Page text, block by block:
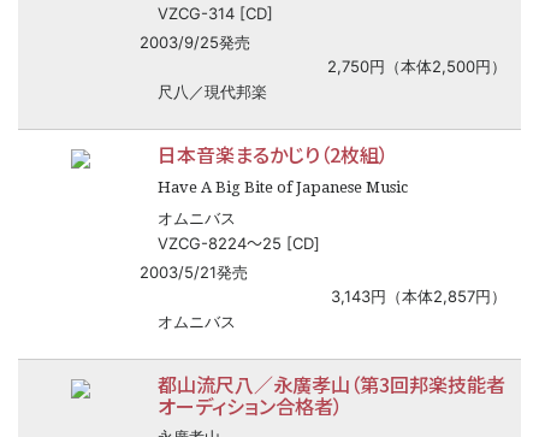
VZCG-314 [CD]
2003/9/25発売
2,750円（本体2,500円）
尺八／現代邦楽
日本音楽まるかじり（2枚組）
Have A Big Bite of Japanese Music
オムニバス
VZCG-8224〜25 [CD]
2003/5/21発売
3,143円（本体2,857円）
オムニバス
都山流尺八／永廣孝山（第3回邦楽技能者
オーディション合格者）